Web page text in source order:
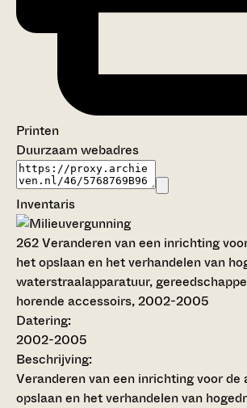
Printen
Duurzaam webadres
Inventaris
262Veranderen van een inrichting
het opslaan en het verhandelen van
waterstraalapparatuur,
horende accessoirs, 2002-2005
Datering:
2002-2005
Beschrijving:
Veranderen van een inrichting voor de
opslaan en het verhandelen van